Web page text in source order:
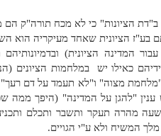
הציונות" כי לא מכח תורה"ק הם
בע"ז הציונית שאחד מעיקריה הוא
המדינה הציונית) ובדמיונותיהם
כאילו יש במלחמות הציונים
מצוה" ו"לא תעמד על דם רעך"
"להגן על המדינה" (היפך ממה
מהרה תעקר ותשבר ותכלם
מלך המשיח ולא ע"י הגויים.